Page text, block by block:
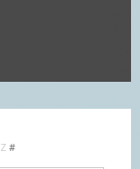
Z #